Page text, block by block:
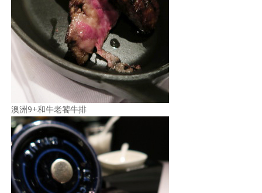
澳洲9+和牛老饕牛排